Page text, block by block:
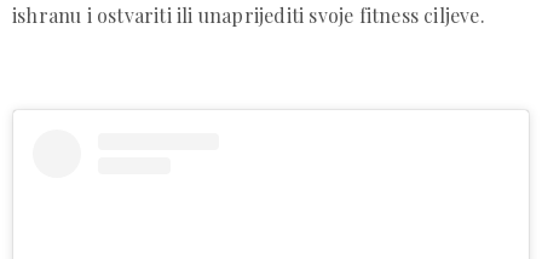
ishranu i ostvariti ili unaprijediti svoje fitness ciljeve.